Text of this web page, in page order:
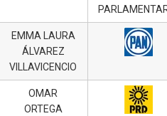
EMMA LAURA
ÁLVAREZ
VILLAVICENCIO
OMAR
ORTEGA